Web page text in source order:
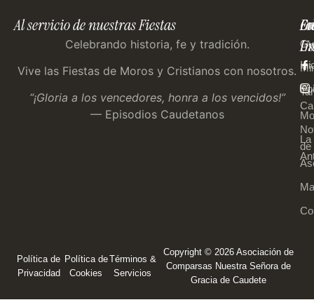
Al servicio de nuestras Fiestas
Celebrando historia, fe y tradición.
Vive las Fiestas de Moros y Cristianos con nosotros.
“¡Gloria a los vencedores, honra a los vencidos!”
— Episodios Caudetanos
de
La
Us
Copyright © 2026 Asociación de
Comparsas Nuestra Señora de
Gracia de Caudete
Política de
Privacidad
Política de
Cookies
Términos &
Servicios